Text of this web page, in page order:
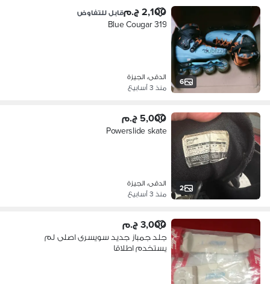
6
2,100 ج.م قابل للتفاوض
Blue Cougar 319
الدقى، الجيزة
منذ 3 أسابيع
2
5,000 ج.م
Powerslide skate
الدقى، الجيزة
منذ 3 أسابيع
3,000 ج.م
جلد جمباز جديد سويسرى اصلى لم
يستخدم اطلاقا